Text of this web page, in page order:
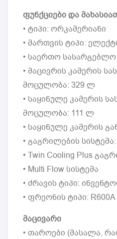
ფუნქციები და
• ტიპი: ორკამერიანი
• მართვის ტიპი:
• საერთო
• მაცივრის კამერის
მოცულობა: 329 ლ
• საყინულე კამერის
მოცულობა: 111 ლ
• საყინულე კამერის
• გაგრილების სისტემა:
• Twin Cooling Plus
• Multi Flow სისტემა
• ძრავის ტიპი:
• ფრეონის ტიპი: R600A
მაცივარი
• თაროები (მასალა,